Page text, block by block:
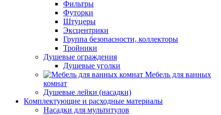
Фильтры
Футорки
Штуцеры
Эксцентрики
Группа безопасности, коллекторы
Тройники
Душевые ограждения
Душевые уголки
Мебель для ванных
комнат
Душевые лейки (насадки)
Комплектующие и расходные материалы
Насадки для мультитулов